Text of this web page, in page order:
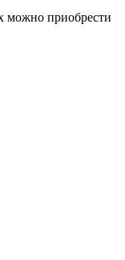
можно приобрести